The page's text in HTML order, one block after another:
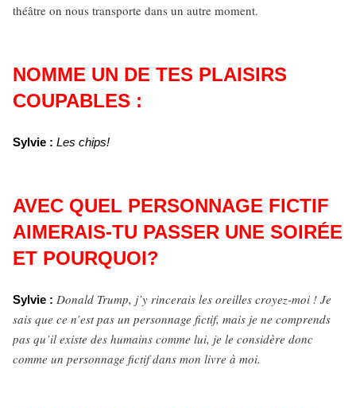
théâtre on nous transporte dans un autre moment.
NOMME UN DE TES PLAISIRS
COUPABLES :
Sylvie : Les chips!
AVEC QUEL PERSONNAGE FICTIF
AIMERAIS-TU PASSER UNE SOIRÉE
ET POURQUOI?
Sylvie : Donald Trump, j’y rincerais les oreilles croyez-moi ! Je
sais que ce n’est pas un personnage fictif, mais je ne comprends
pas qu’il existe des humains comme lui, je le considère donc
comme un personnage fictif dans mon livre à moi.